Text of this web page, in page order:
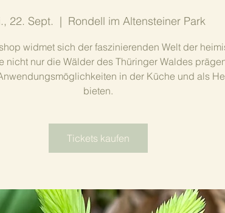
22. Sept.
  |
Rondell im Altensteiner Park
widmet sich der faszinierenden Welt der
nicht nur die Wälder des Thüringer Waldes
in der Küche und als
bieten.
Tickets kaufen